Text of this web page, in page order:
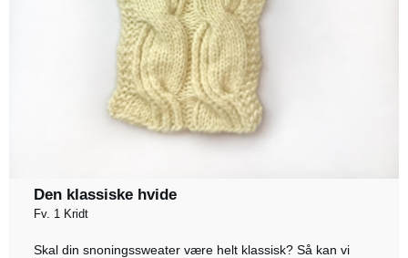
Den klassiske hvide
Fv. 1 Kridt
Skal din snoningssweater være helt klassisk? Så kan vi